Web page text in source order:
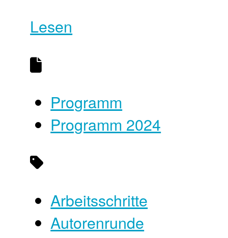
Lesen
Programm
Programm 2024
Arbeitsschritte
Autorenrunde